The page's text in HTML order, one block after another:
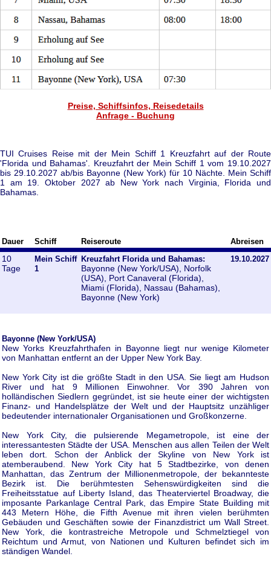
Preise, Schiffsinfos, Reisedetails
Anfrage - Buchung
TUI Cruises Reise mit der Mein Schiff 1 Kreuzfahrt auf der Route
'Florida und Bahamas'. Kreuzfahrt der Mein Schiff 1 vom 19.10.2027
bis 29.10.2027 ab/bis Bayonne (New York) für 10 Nächte. Mein Schiff
1 am 19. Oktober 2027 ab New York nach Virginia, Florida und
Bahamas.
Dauer Schiff Reiseroute Abreisen
10
Tage
Mein Schiff
1
Kreuzfahrt Florida und Bahamas:
Bayonne (New York/USA), Norfolk
(USA), Port Canaveral (Florida),
Miami (Florida), Nassau (Bahamas),
Bayonne (New York)
19.10.2027
Bayonne (New York/USA)
New Yorks Kreuzfahrthafen in Bayonne liegt nur wenige Kilometer
von Manhattan entfernt an der Upper New York Bay.
New York City ist die größte Stadt in den USA. Sie liegt am Hudson
River und hat 9 Millionen Einwohner. Vor 390 Jahren von
holländischen Siedlern gegründet, ist sie heute einer der wichtigsten
Finanz- und Handelsplätze der Welt und der Hauptsitz unzähliger
bedeutender internationaler Organisationen und Großkonzerne.
New York City, die pulsierende Megametropole, ist eine der
interessantesten Städte der USA. Menschen aus allen Teilen der Welt
leben dort. Schon der Anblick der Skyline von New York ist
atemberaubend. New York City hat 5 Stadtbezirke, von denen
Manhattan, das Zentrum der Millionenmetropole, der bekannteste
Bezirk ist. Die berühmtesten Sehenswürdigkeiten sind die
Freiheitsstatue auf Liberty Island, das Theaterviertel Broadway, die
imposante Parkanlage Central Park, das Empire State Building mit
443 Metern Höhe, die Fifth Avenue mit ihren vielen berühmten
Gebäuden und Geschäften sowie der Finanzdistrict um Wall Street.
New York, die kontrastreiche Metropole und Schmelztiegel von
Reichtum und Armut, von Nationen und Kulturen befindet sich im
ständigen Wandel.